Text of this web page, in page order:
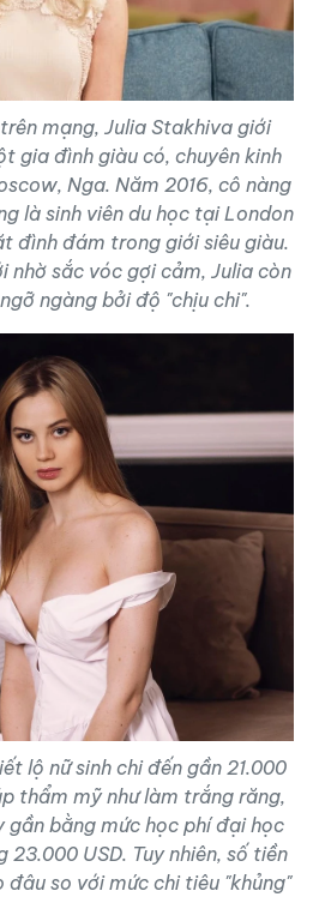
mạng, Julia Stakhiva giới
gia đình giàu có, chuyên kinh
Nga. Năm 2016, cô nàng
là sinh viên du học tại London
đình đám trong giới siêu giàu.
nhờ sắc vóc gợi cảm, Julia còn
ngàng bởi độ "chịu chi".
lộ nữ sinh chi đến gần 21.000
thẩm mỹ như làm trắng răng,
gần bằng mức học phí đại học
23.000 USD. Tuy nhiên, số tiền
so với mức chi tiêu "khủng"